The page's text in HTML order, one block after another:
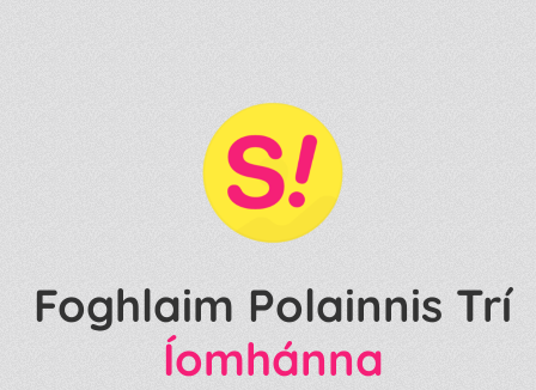
Foghlaim Polainnis Trí
Íomhánna